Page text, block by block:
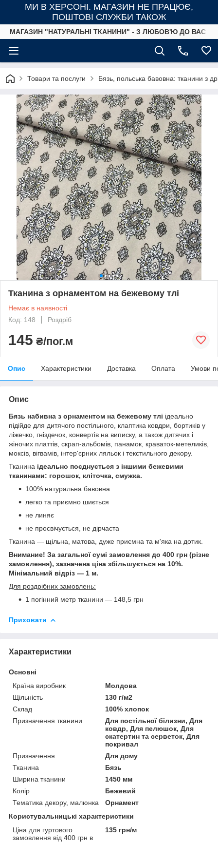
МИ В ХЕРСОНІ. МАГАЗИН НЕ ПРАЦЮЄ,
ПОШТОВІ СЛУЖБИ ТАКОЖ
МАГАЗИН "НАТУРАЛЬНІ ТКАНИНИ" - З ЛЮБОВ'Ю ДО ВАС
Товари та послуги Бязь, польська бавовна: тканини з
Тканина з орнаментом на бежевому тлі
Немає в наявності
Код: 148
Роздріб
145 ₴/пог.м
Опис Характеристики Доставка Оплата Умови
Опис
Бязь набивна з орнаментом на бежевому тлі ідеально
підійде для дитячого постільного, клаптика ковдри, бортиків у
ліжечко, гніздечок, конвертів на виписку, а також дитячих і
жіночих платтів, скрап-альбомів, панамок, краваток-метеликів,
моксів, вігвамів, інтер'єрних ляльок і текстильного декору.
Тканина ідеально поєднується з іншими бежевими
тканинами: горошок, кліточка, смужка.
100% натуральна бавовна
легко та приємно шиється
не линяє
не просвічується, не дірчаста
Тканина — щільна, матова, дуже приємна та м'яка на дотик.
Внимание! За загальної сумі замовлення до 400 грн (різне
замовлення), зазначена ціна збільшується на 10%.
Мінімальний відріз — 1 м.
Для роздрібних замовлень:
1 погінний метр тканини — 148,5 грн
Приховати
Характеристики
Основні
Країна виробник
Молдова
Щільність
130 г/м2
Склад
100% хлопок
Призначення тканини
Для постільної білизни, Для
ковдр, Для пелюшок, Для
скатертин та серветок, Для
покривал
Призначення
Для дому
Тканина
Бязь
Ширина тканини
1450 мм
Колір
Бежевий
Тематика декору, малюнка
Орнамент
Користувальницькі характеристики
Ціна для гуртового
замовлення від 400 грн в
135 грн/м